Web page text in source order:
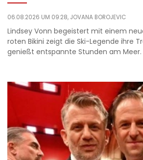
06.08.2026 UM 09:28, JOVANA BOROJEVIC
Lindsey Vonn begeistert mit einem
roten Bikini zeigt die Ski-Legende ihre
genießt entspannte Stunden am Meer.